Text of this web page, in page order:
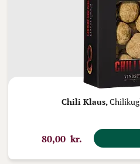
Chili Klaus,
80,00 kr.